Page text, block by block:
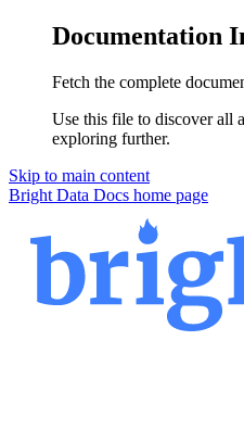
Documentation
Fetch the complete
Use this file to discover all
exploring further.
Skip to main content
Bright Data Docs home page